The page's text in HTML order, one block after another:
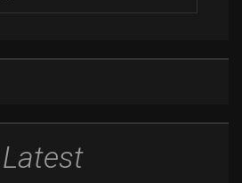
Latest